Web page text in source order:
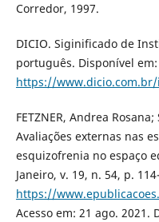
Corredor, 1997.
DICIO. Siginificado de
português. Disponível em:
https://
FETZNER, Andrea
Avaliações externas nas
esquizofrenia no espaço
Janeiro, v. 19, n. 54, p.
https://
Acesso em: 21 ago. 2021.